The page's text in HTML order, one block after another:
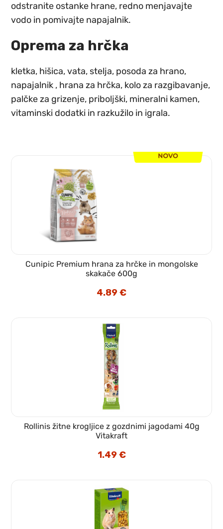
odstranite ostanke hrane, redno menjavajte
vodo in pomivajte napajalnik.
Oprema za hrčka
kletka, hišica,vata, stelja, posoda za hrano,
napajalnik , hrana za hrčka, kolo za razgibavanje,
palčke za grizenje, priboljški, mineralni kamen,
vitaminski dodatki in razkužilo in igrala.
Cunipic Premium hrana za hrčke in mongolske
skakače 600g
4.89€
Rollinis žitne krogljice z gozdnimi jagodami 40g
Vitakraft
1.49€